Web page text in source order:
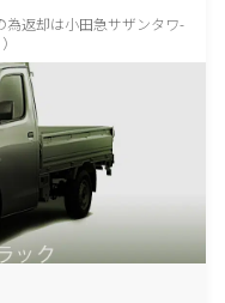
為返却は小田急サザンタワ-